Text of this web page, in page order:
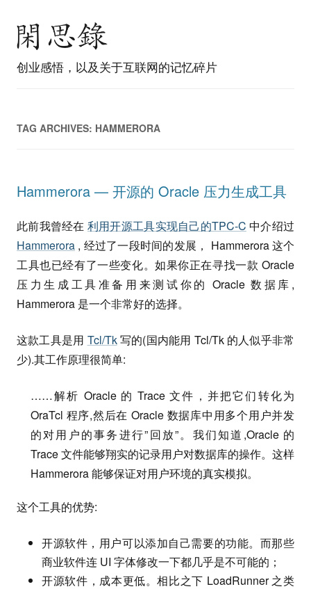
创业感悟，以及关于互联网的记忆碎片
TAG ARCHIVES: HAMMERORA
Hammerora — 开源的 Oracle 压力生成工具
此前我曾经在 利用开源工具实现自己的TPC-C 中介绍过
Hammerora , 经过了一段时间的发展， Hammerora 这个
工具也已经有了一些变化。如果你正在寻找一款 Oracle
压力生成工具准备用来测试你的 Oracle 数据库,
Hammerora 是一个非常好的选择。
这款工具是用 Tcl/Tk写的(国内能用 Tcl/Tk 的人似乎非常
少).其工作原理很简单:
……解析 Oracle 的 Trace 文件，并把它们转化为
OraTcl 程序,然后在 Oracle 数据库中用多个用户并发
的对用户的事务进行”回放”。我们知道,Oracle 的
Trace 文件能够翔实的记录用户对数据库的操作。这样
Hammerora 能够保证对用户环境的真实模拟。
这个工具的优势:
开源软件，用户可以添加自己需要的功能。而那些
商业软件连 UI 字体修改一下都几乎是不可能的；
开源软件，成本更低。相比之下 LoadRunner 之类